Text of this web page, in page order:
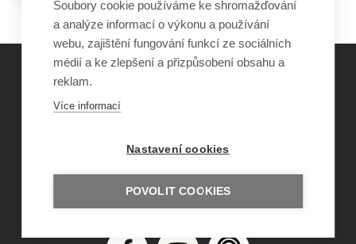
©Obecně prospěšná společnost Sirius
ISSN 1805-8876
nazory@sancedetem.cz
Odběr novinek e-mailem
Soubory cookie používáme ke shromažďování
a analýze informací o výkonu a používání
webu, zajištění fungování funkcí ze sociálních
médií a ke zlepšení a přizpůsobení obsahu a
reklam.
Více informací
Nastavení cookies
POVOLIT COOKIES